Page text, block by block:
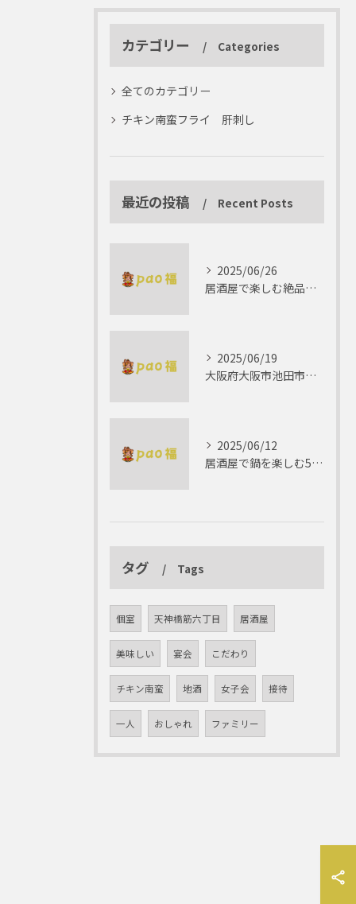
カテゴリー Categories
全てのカテゴリー
チキン南蛮フライ 肝刺し
最近の投稿 Recent Posts
2025/06/26
居酒屋で楽しむ絶品テリーヌの世界
2025/06/19
大阪府大阪市池田市で楽しむしゃぶしゃぶの魅力とは？
2025/06/12
居酒屋で鍋を楽しむ5つの理由 ゆったりとした時間を
タグ Tags
個室 天神橋筋六丁目 居酒屋
美味しい 宴会 こだわり
チキン南蛮 地酒 女子会 接待
一人 おしゃれ ファミリー